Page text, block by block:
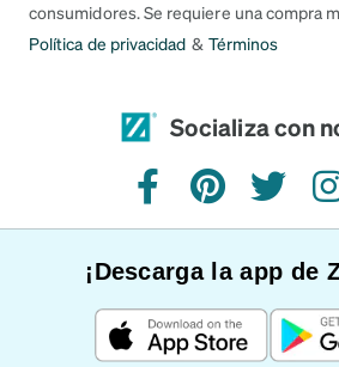
consumidores. Se requiere una compra
Política de privacidad & Términos
Socializa con
FacebookPinterestTwitter
¡Descarga la app de